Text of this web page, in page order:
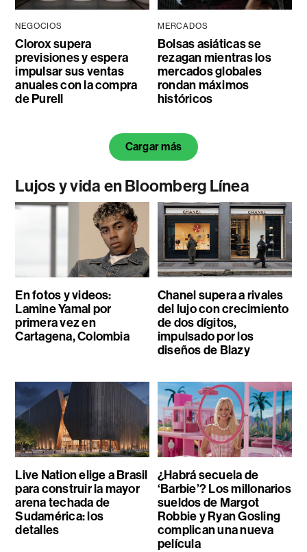
NEGOCIOS
Clorox supera
previsiones y espera
impulsar sus ventas
anuales con la compra
de Purell
MERCADOS
Bolsas asiáticas se
rezagan mientras los
mercados globales
rondan máximos
históricos
Cargar más
Lujos y vida en Bloomberg Línea
En fotos y videos:
Lamine Yamal por
primera vez en
Cartagena, Colombia
Chanel supera a rivales
del lujo con crecimiento
de dos dígitos,
impulsado por los
diseños de Blazy
Live Nation elige a Brasil
para construir la mayor
arena techada de
Sudamérica: los
detalles
¿Habrá secuela de
‘Barbie’? Los millonarios
sueldos de Margot
Robbie y Ryan Gosling
complican una nueva
película